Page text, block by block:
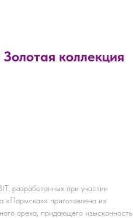
коллекция
разработанных при участии
«Пармская» приготовлена из
ореха, придающего изысканность